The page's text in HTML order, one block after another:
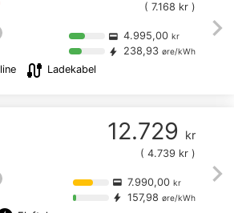
chevron_right
cable Ladekabel
( 7.168 kr )
credit_card 4.995,00 kr
bolt 238,93 øre/kWh
chevron_right
12.729 kr
( 4.739 kr )
credit_card 7.990,00 kr
bolt 157,98 øre/kWh